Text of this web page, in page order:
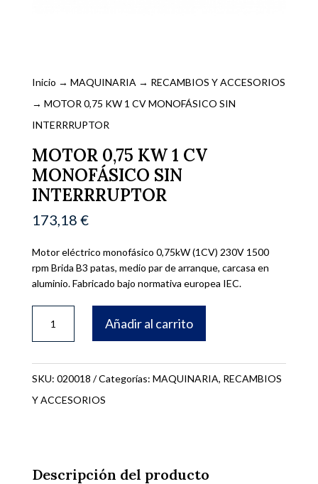
Inicio → MAQUINARIA → RECAMBIOS Y ACCESORIOS
→ MOTOR 0,75 KW 1 CV MONOFÁSICO SIN
INTERRRUPTOR
MOTOR 0,75 KW 1 CV
MONOFÁSICO SIN
INTERRRUPTOR
173,18 €
Motor eléctrico monofásico 0,75kW (1CV) 230V 1500
rpm Brida B3 patas, medio par de arranque, carcasa en
aluminio. Fabricado bajo normativa europea IEC.
1
CV
Añadir al carrito
SKU: 020018 Categorías: MAQUINARIA, RECAMBIOS
Y ACCESORIOS
Descripción del producto